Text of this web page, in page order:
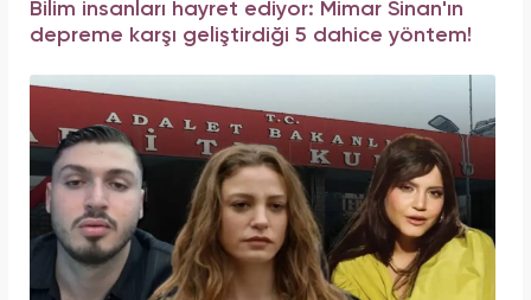
Bilim insanları hayret ediyor: Mimar Sinan'ın
depreme karşı geliştirdiği 5 dahice yöntem!